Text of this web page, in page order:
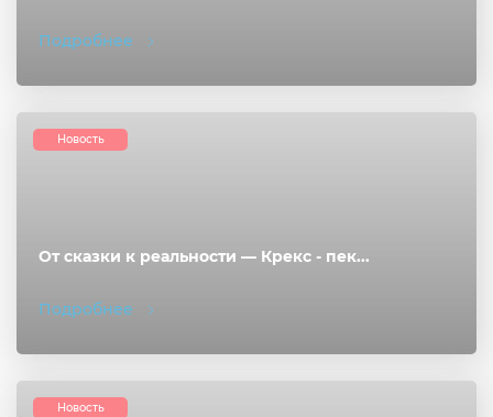
Подробнее
От сказки к реальности — Крекс - пек...
Подробнее
Новость
Новость